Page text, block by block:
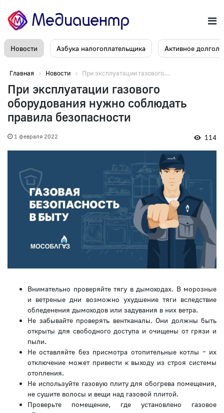
Новости Азбука налогоплательщика Активное
Главная Новости При эксплуатации газового...
При эксплуатации газового
оборудования нужно соблюдать
правила безопасности
1 февраля 2022 114
Внимательно проверяйте тягу в дымоходах. В морозные
и ветреные дни возможно ухудшение тяги вследствие
обледенения дымоходов или задувания в них ветра.
Не забывайте проверять вентканалы. Они должны быть
открыты для свободного доступа и очищены от грязи и
пыли.
Не оставляйте без присмотра отопительные котлы – их
отключение может привести к выходу из строя системы
отопления.
Не используйте газовую плиту для обогрева помещения,
не сушите волосы и вещи над газовой плитой.
Проверьте помещение, где установлено газовое